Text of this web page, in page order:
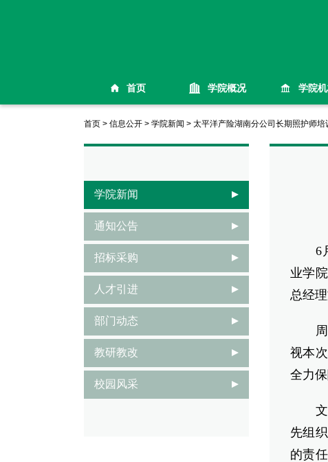
首页 学院概况 学院
首页 > 信息公开 > 学院新闻 > 太平洋产险湖南分公司长期照护师培
6月
业学
总经
周利
视本
全力保
文征
先组
的责
学院新闻
通知公告
招标采购
人才引进
部门动态
教研教改
校园风采